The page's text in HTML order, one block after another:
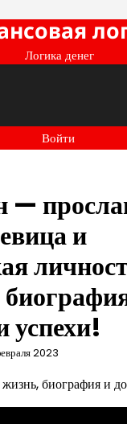
Логика денег
Войти
и
успехи!
2023